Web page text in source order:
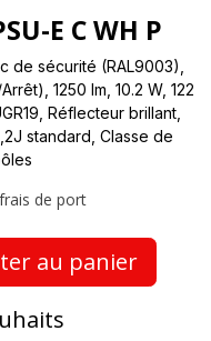
E C WH P
de sécurité (RAL9003),
1250 lm, 10.2 W, 122
Réflecteur brillant,
standard, Classe de
de port
au panier